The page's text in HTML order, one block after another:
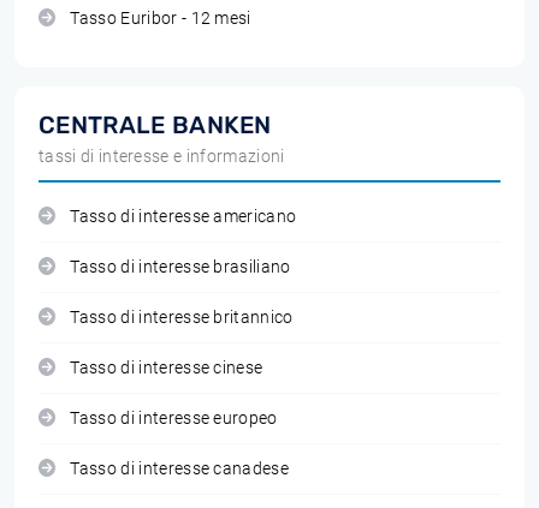
Tasso Euribor - 12 mesi
CENTRALE BANKEN
tassi di interesse e informazioni
Tasso di interesse americano
Tasso di interesse brasiliano
Tasso di interesse britannico
Tasso di interesse cinese
Tasso di interesse europeo
Tasso di interesse canadese